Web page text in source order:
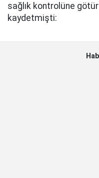
sağlık kontrolüne
kaydetmişti: